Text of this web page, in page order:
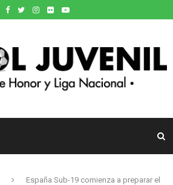
España Sub-19 comienza a preparar el